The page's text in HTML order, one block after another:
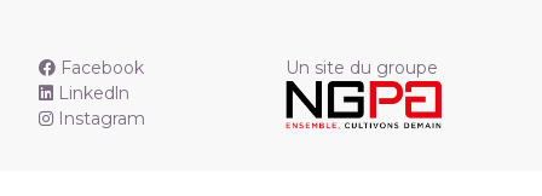
Facebook
Linkedln
Instagram
Un site du groupe